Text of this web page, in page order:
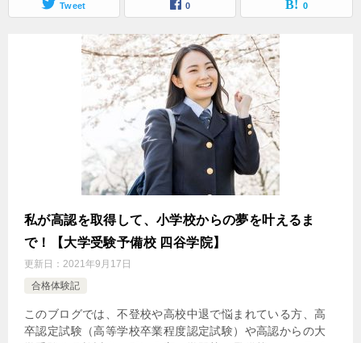
Tweet 0 0
私が高認を取得して、小学校からの夢を叶えるま
で！【大学受験予備校 四谷学院】
更新日： 2021年9月17日
合格体験記
このブログでは、不登校や高校中退で悩まれている方、高
卒認定試験（高等学校卒業程度認定試験）や高認からの大